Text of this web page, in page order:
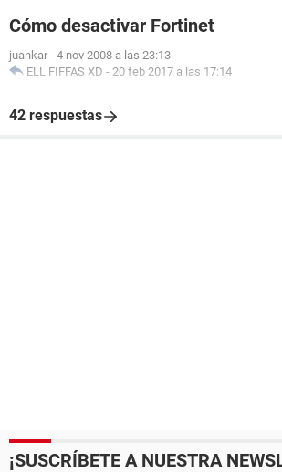
Cómo desactivar Fortinet
juankar - 4 nov 2008 a las 23:13
ELL FIFFAS XD - 20 feb 2017 a las 17:14
42 respuestas
¡SUSCRÍBETE A NUESTRA